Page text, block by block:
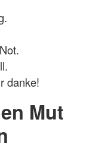
danke!
Mut